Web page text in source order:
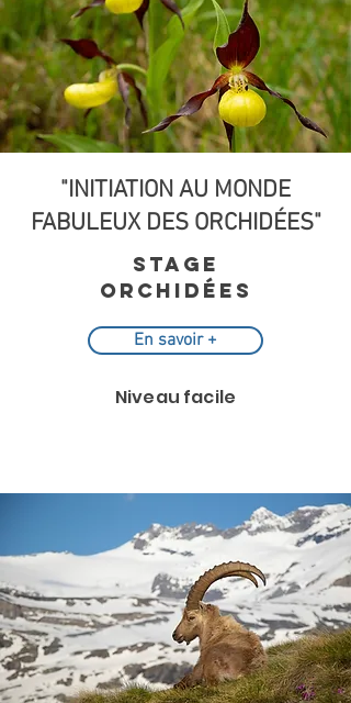
"INITIATION AU MONDE
FABULEUX DES ORCHIDÉES"
Stage
ORCHIDÉES
En savoir +
Niveau facile